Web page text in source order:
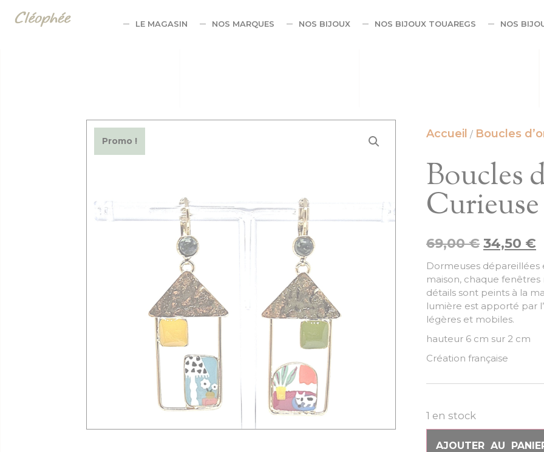
LE MAGASIN NOS MARQUES NOS BIJOUX NOS BIJOUX TOUAREGS NOS
Promo !
Accueil / Boucles
Boucles
Curieuse
69,00€ 34,50 €
Dormeuses
maison, chaque
détails sont peints à la
lumière est apporté par
légères et mobiles.
hauteur 6 cm sur 2 cm
Création française
1 en stock
AJOUTER AU